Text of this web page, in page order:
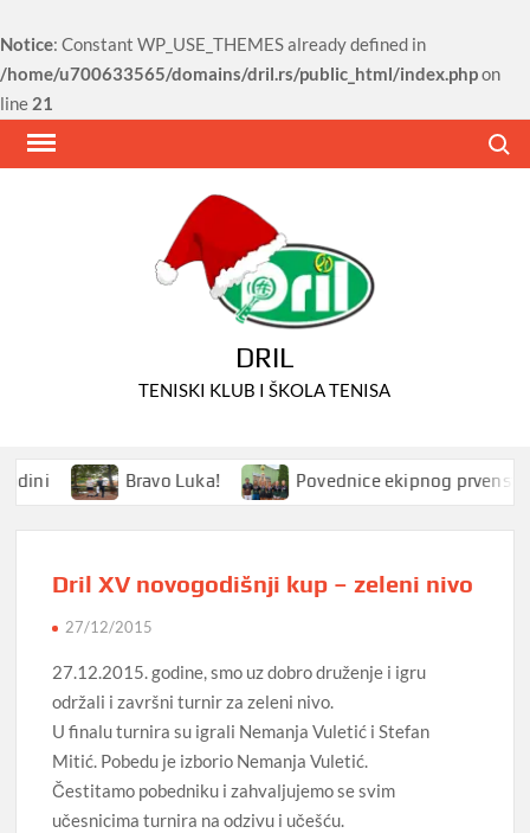
Notice: Constant WP_USE_THEMES already defined in
/home/u700633565/domains/dril.rs/public_html/index.phpon
line 21
Skip
DRIL
TENISKI KLUB I ŠKOLA TENISA
Bravo Luka! Povednice ekipnog prvenstva
Dril XV novogodišnji kup – zeleni nivo
27/12/2015
27.12.2015. godine, smo uz dobro druženje i igru
održali i završni turnir za zeleni nivo.
U finalu turnira su igrali Nemanja Vuletić i Stefan
Mitić. Pobedu je izborio Nemanja Vuletić.
Čestitamo pobedniku i zahvaljujemo se svim
učesnicima turnira na odzivu i učešću.